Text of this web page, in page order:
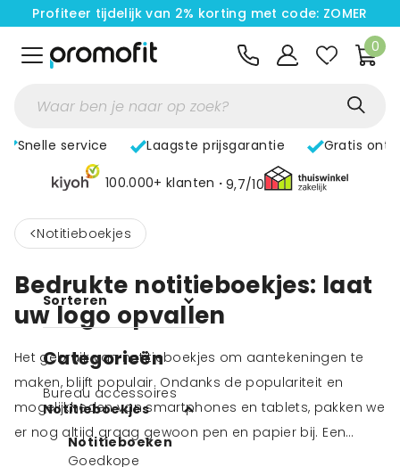
Profiteer tijdelijk van 2% korting met code: ZOMER
0
Snelle service Laagste prijsgarantie Gratis
100.000+ klanten 9,7/10
< Notitieboekjes
Sorteren
Categorieën
Bureau accessoires
Notitieboekjes
Notitieboeken
Goedkope
Bedrukte notitieboekjes: laat
uw logo opvallen
Het gebruik van notitieboekjes om aantekeningen te
maken, blijft populair. Ondanks de populariteit en
mogelijkheden van smartphones en tablets, pakken we
er nog altijd graag gewoon pen en papier bij. Een
gepersonaliseerd schrijfboekje zullen uw klanten dus